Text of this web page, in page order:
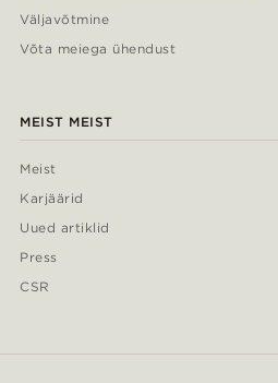
Väljavõtmine
Võta meiega ühendust
MEIST MEIST
Meist
Karjäärid
Uued artiklid
Press
CSR